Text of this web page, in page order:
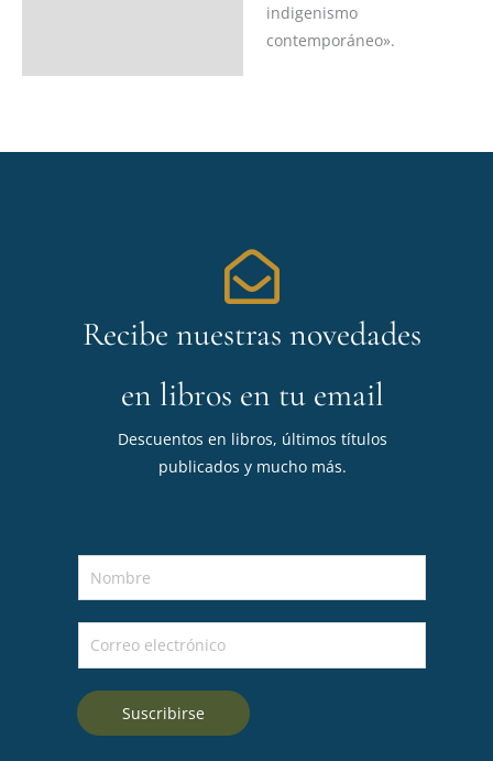
indigenismo
contemporáneo».
Recibe nuestras novedades
en libros en tu email
Descuentos en libros, últimos títulos
publicados y mucho más.
o
m
e
*
o
r
Suscribirse